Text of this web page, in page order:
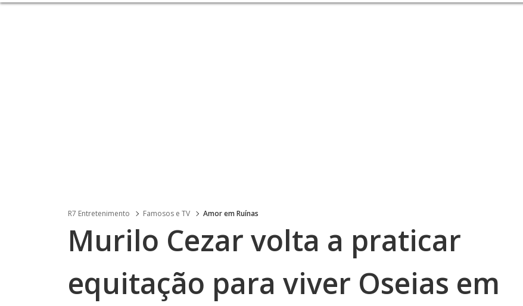
R7 Entretenimento Famosos e TV Amor em Ruínas
Murilo Cezar volta a praticar
equitação para viver Oseias em